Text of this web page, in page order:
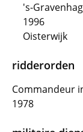
's-
1996
Oisterwijk
ridderorden
Commandeur
1978